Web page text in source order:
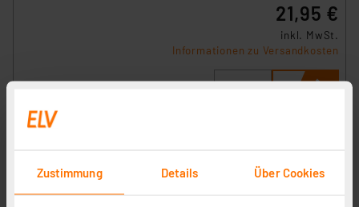
Zustimmung Details Über Cookies
21,95 €
inkl. MwSt.
Informationen zu Versandkosten